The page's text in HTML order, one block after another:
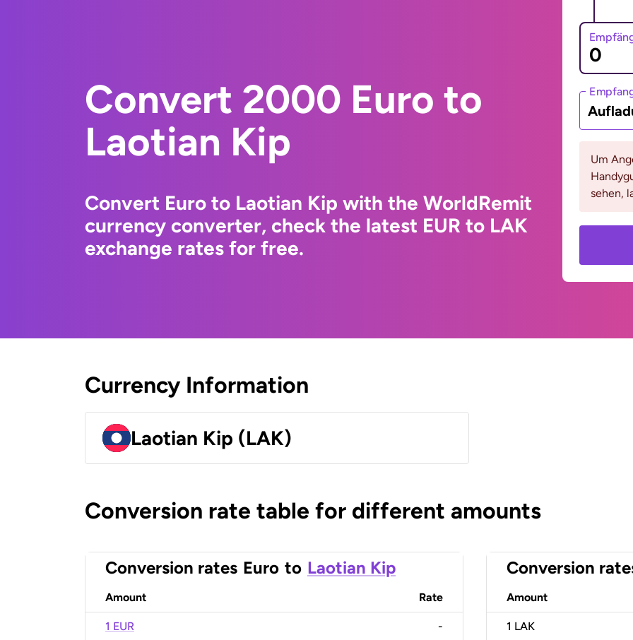
Convert 2000 Euro to
Laotian Kip
Convert Euro to Laotian Kip with the WorldRemit
currency converter, check the latest EUR to LAK
exchange rates for free.
Um
sehen,
Currency Information
Laotian Kip (LAK)
Conversion rate table for different amounts
Conversion rates Euro to Laotian Kip
Amount Rate
1 EUR -
Conversion
Amount
1 LAK